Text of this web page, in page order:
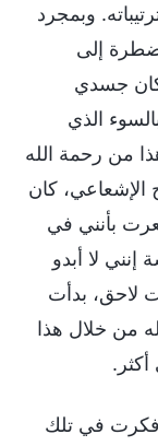
وبمجرد
إلى
جسدي
الذي
من رحمة الله
الإشعاعي، كان
بأنني في
لا أبدو
لاحق، بدأت
من خلال هذا
أكثر.
فكرت في تلك